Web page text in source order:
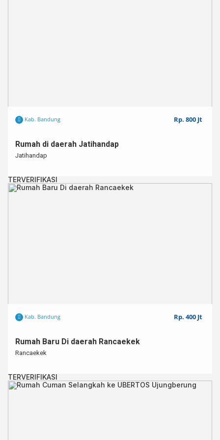
Kab. Bandung Rp. 800 Jt
Rumah di daerah Jatihandap
Jatihandap
TERVERIFIKASI
Kab. Bandung Rp. 400 Jt
Rumah Baru Di daerah Rancaekek
Rancaekek
TERVERIFIKASI